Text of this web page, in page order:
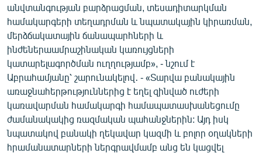
անվտանգության բարձրացման, տեսադիտարկման
համակարգերի տեղադրման և նպատակային կիրառման,
մերձճակատային ճանապարհների և
ինժեներաամրաշինական կառույցների
կատարելագործման ուղղությամբ», - նշում է
Աբրահամյանը՝ շարունակելով․ - «Տարվա բանակային
առաջնահերթություններից է եղել զինված ուժերի
կառավարման համակարգի համապատասխանեցումը
ժամանակակից ռազմական պահանջներին: Այդ իսկ
նպատակով բանակի ղեկավար կազմի և բոլոր օղակների
հրամանատարների ներգրավմամբ անց են կացվել